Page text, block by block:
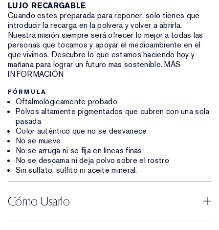
LUJO RECARGABLE
Cuando estés preparada para reponer, solo tienes que
introducir la recarga en la polvera y volver a abrirla.
Nuestra misión siempre será ofrecer lo mejor a todas las
personas que tocamos y apoyar el medioambiente en el
que vivimos. Descubre lo que estamos haciendo hoy y
mañana para lograr un futuro más sostenible. MÁS
INFORMACIÓN
FÓRMULA
Oftalmológicamente probado
Polvos altamente pigmentados que cubren con una sola
pasada
Color auténtico que no se desvanece
No se mueve
No se arruga ni se fija en líneas finas
No se descama ni deja polvo sobre el rostro
Sin sulfato, sulfito ni aceite mineral.
Cómo Usarlo